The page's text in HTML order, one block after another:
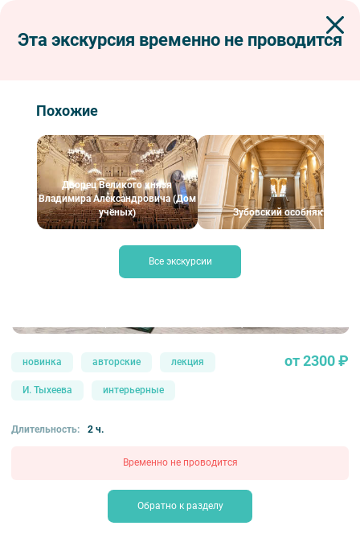
«Все начинается с любви…»
новинка авторские лекция
И. Тыхеева интерьерные
от 2300 ₽
Длительность: 2 ч.
Временно не проводится
Обратно к разделу
Эта экскурсия временно не проводится
Похожие
Дворец Великого князя
Владимира Александровича (Дом
учёных)
Зубовский особняк
Все экскурсии